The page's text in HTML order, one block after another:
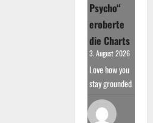
Psycho“
eroberte
die Charts
3. August 2026
Love how you
stay grounded